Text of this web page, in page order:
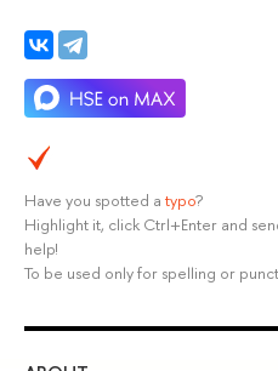
Have you spotted a typo?
Highlight it, click Ctrl+Enter and
help!
To be used only for spelling or